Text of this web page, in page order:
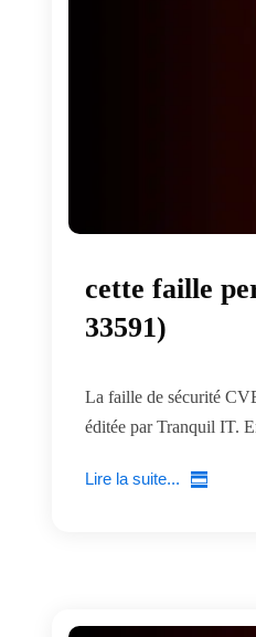
cette faille
33591)
La faille de sécurité
éditée par Tranquil IT.
Lire la suite...